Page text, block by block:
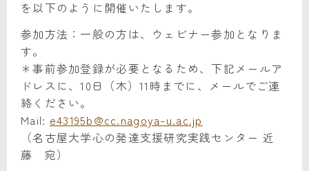
を以下のように開催いたします。
参加方法：一般の方は、ウェビナー参加となりま
す。
＊事前参加登録が必要となるため、下記メールア
ドレスに、10日（木）11時までに、メールでご連
絡ください。
Mail: e43195b@cc.nagoya-u.ac.jp
（名古屋大学心の発達支援研究実践センター 近
藤 宛）